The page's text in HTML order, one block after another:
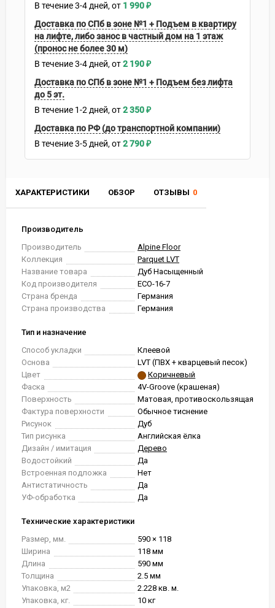
ХАРАКТЕРИСТИКИ ОБЗОР ОТЗЫВЫ 0
Производитель
Производитель
Alpine Floor
Коллекция
Parquet LVT
Название товара
Дуб Насыщенный
Код производителя
ECO-16-7
Страна бренда
Германия
Страна производства
Германия
Тип и назначение
Способ укладки
Клеевой
Основа
LVT (ПВХ + кварцевый песок)
Цвет
Коричневый
Фаска
4V-Groove (крашеная)
Поверхность
Матовая, противоскользящая
Фактура поверхности
Обычное тиснение
Рисунок
Дуб
Тип рисунка
Английская ёлка
Дизайн / имитация
Дерево
Водостойкий
Да
Встроенная подложка
Нет
Антистатичность
Да
УФ-обработка
Да
Технические характеристики
Размер, мм.
590 × 118
Ширина
118 мм
Длина
590 мм
Толщина
2.5 мм
Упаковка, м2
2.228 кв. м.
Упаковка, кг.
10 кг
В течение3-4 дней 1 990₽
Доставка по СПб в зоне №1 + Подъем в квартиру
на лифте, либо занос в частный дом на 1 этаж
(пронос не более 30 м)
В течение3-4 дней 2 190₽
Доставка по СПб в зоне №1 + Подъем без лифта
до 5 эт.
В течение 1-2 дней 2 350₽
Доставка по РФ (до транспортной компании)
В течение3-5 дней 2 790₽